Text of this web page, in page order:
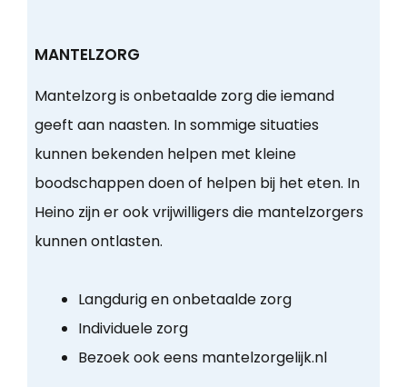
MANTELZORG
Mantelzorg is onbetaalde zorg die iemand
geeft aan naasten. In sommige situaties
kunnen bekenden helpen met kleine
boodschappen doen of helpen bij het eten. In
Heino zijn er ook vrijwilligers die mantelzorgers
kunnen ontlasten.
Langdurig en onbetaalde zorg
Individuele zorg
Bezoek ook eens mantelzorgelijk.nl